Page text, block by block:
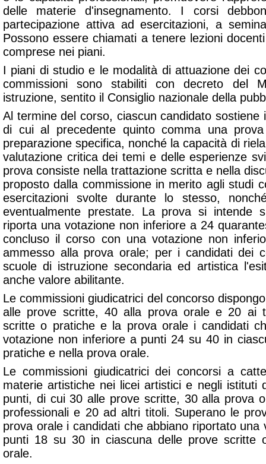
delle materie d'insegnamento. I corsi
partecipazione attiva ad esercitazioni, a
Possono essere chiamati a tenere lezioni
comprese nei piani.
I piani di studio e le modalità di attuazione dei
commissioni sono stabiliti con decreto del
istruzione, sentito il Consiglio nazionale della
Al termine del corso, ciascun candidato sostiene
di cui al precedente quinto comma una
preparazione specifica, nonché la capacità di
valutazione critica dei temi e delle esperienze
prova consiste nella trattazione scritta e nella
proposto dalla commissione in merito agli studi
esercitazioni svolte durante lo stesso,
eventualmente prestate. La prova si intende
riporta una votazione non inferiore a 24
concluso il corso con una votazione non
ammesso alla prova orale; per i candidati dei
scuole di istruzione secondaria ed artistica
anche valore abilitante.
Le commissioni giudicatrici del concorso
alle prove scritte, 40 alla prova orale e 20 ai
scritte o pratiche e la prova orale i candidati
votazione non inferiore a punti 24 su 40 in
pratiche e nella prova orale.
Le commissioni giudicatrici dei concorsi a
materie artistiche nei licei artistici e negli istituti
punti, di cui 30 alle prove scritte, 30 alla prova
professionali e 20 ad altri titoli. Superano le
prova orale i candidati che abbiano riportato una
punti 18 su 30 in ciascuna delle prove scritte
orale.